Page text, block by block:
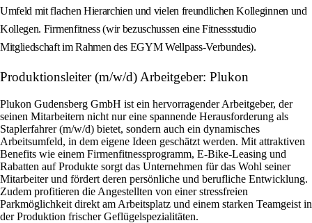
Umfeld mit flachen Hierarchien und vielen freundlichen Kolleginnen und
Kollegen. Firmenfitness (wir bezuschussen eine Fitnessstudio
Mitgliedschaft im Rahmen des EGYM Wellpass-Verbundes).
Produktionsleiter (m/w/d) Arbeitgeber: Plukon
Plukon Gudensberg GmbH ist ein hervorragender Arbeitgeber, der
seinen Mitarbeitern nicht nur eine spannende Herausforderung als
Staplerfahrer (m/w/d) bietet, sondern auch ein dynamisches
Arbeitsumfeld, in dem eigene Ideen geschätzt werden. Mit attraktiven
Benefits wie einem Firmenfitnessprogramm, E-Bike-Leasing und
Rabatten auf Produkte sorgt das Unternehmen für das Wohl seiner
Mitarbeiter und fördert deren persönliche und berufliche Entwicklung.
Zudem profitieren die Angestellten von einer stressfreien
Parkmöglichkeit direkt am Arbeitsplatz und einem starken Teamgeist in
der Produktion frischer Geflügelspezialitäten.